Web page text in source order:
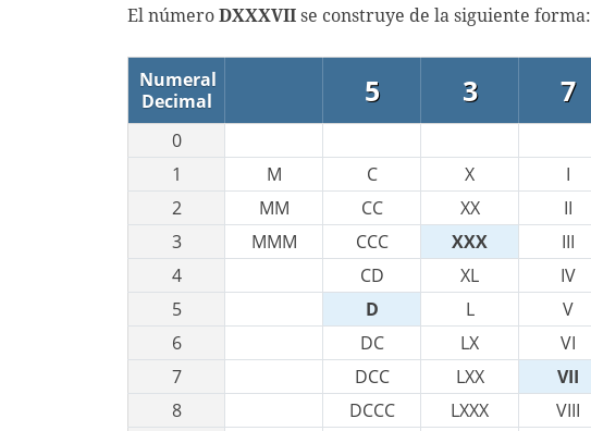
El número DXXXVII se construye de la siguiente forma:
Numeral
Decimal
5 3 7
0
1
M C X
I
2
MM CC XX
II
3
MMM CCC XXX
III
4
CD XL
IV
5
D L
V
6
DC LX
VI
7
DCC LXX
VII
8
DCCC LXXX
VIII